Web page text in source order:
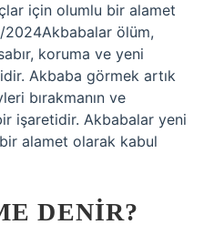
için olumlu bir alamet
ölüm,
koruma ve yeni
Akbaba görmek artık
bırakmanın ve
işaretidir. Akbabalar yeni
alamet olarak kabul
DENIR?